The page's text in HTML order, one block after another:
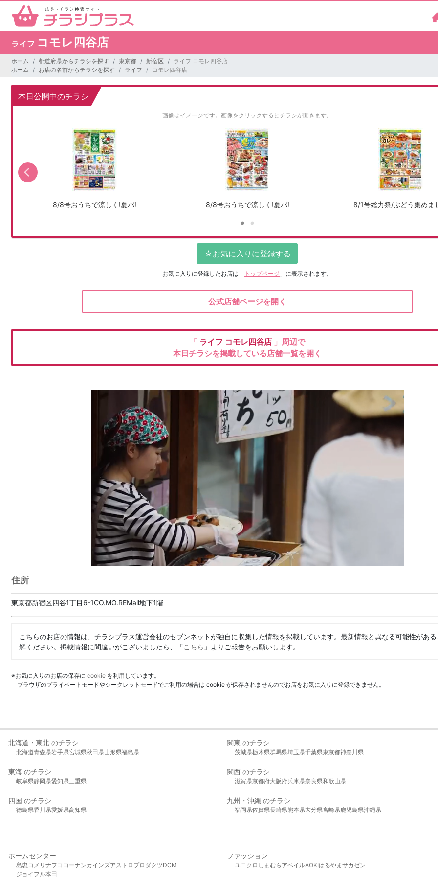
ライフ コモレ四谷店
ホーム 都道府県からチラシを探す 東京都 新宿区
ライフ コモレ四谷店
ホーム
お店の名前からチラシを探す ライフ コモレ四谷店
本日公開中のチラシ
画像はイメージです。 画像をクリックするとチラシが開きます。
8/8号おうちで涼しく!夏パ! 8/8号おうちで涼しく!夏パ! 8/1号総力祭/ぶどう集めま
お気に入りに登録したお店は 「 トップページ 」に表示されます。
公式店舗ページを開く
「 ライフ コモレ四谷店 」周辺で
本日チラシを掲載している店舗一覧を開く
住所
東京都新宿区四谷1丁目6-1CO.MO.REMall地下1階
こちらのお店の情報は、チラシプラス運営会社のセブンネットが独自に収集した情報を掲載しています。最新情報と異なる可能性があ
解ください。掲載情報に間違いがございましたら、「こちら 」よりご報告をお願いします。
※お気に入りのお店の保存に cookie を利用しています。
ブラウザのプライベートモードやシークレットモードでご利用の場合は cookie が保存されませんのでお店をお気に入りに登録できません。
北海道・東北 のチラシ
北海道青森県岩手県宮城県秋田県山形県福島県
関東 のチラシ
茨城県栃木県群馬県埼玉県千葉県東京都神奈川県
東海 のチラシ
岐阜県静岡県愛知県三重県
関西 のチラシ
滋賀県京都府大阪府兵庫県奈良県和歌山県
四国 のチラシ
徳島県香川県愛媛県高知県
九州・沖縄 のチラシ
福岡県佐賀県長崎県熊本県大分県宮崎県鹿児島県沖縄県
ホームセンター
島忠 コメリ ナフコ コーナンカインズアストロプロダクツDCM
ジョイフル本田
ファッション
ユニクロ しまむら アベイルAOKIはるやま サカゼン